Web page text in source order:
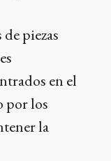
piezas
en el
por los
la